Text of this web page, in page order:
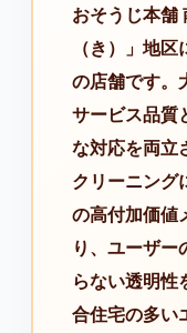
おそうじ本舗
（き）」地
の店舗です。
サービス品質
な対応を両立
クリーニング
の高付加価値
り、ユーザー
らない透明性
合住宅の多い